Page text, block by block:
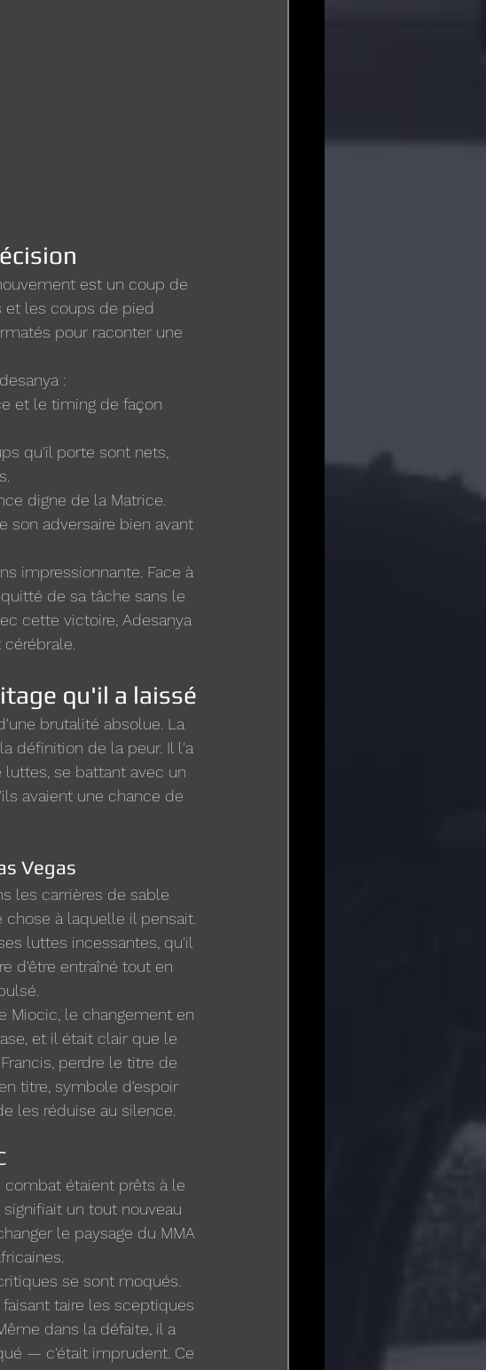
est un coup de
et les coups de pied
pour raconter une
:
et le timing de façon
qu'il porte sont nets,
digne de la Matrice.
son adversaire bien avant
impressionnante. Face à
de sa tâche sans le
cette victoire, Adesanya
qu'il a laissé
brutalité absolue. La
définition de la peur. Il l'a
se battant avec un
avaient une chance de
Vegas
les carrières de sable
chose à laquelle il pensait.
luttes incessantes, qu'il
d'être entraîné tout en
Miocic, le changement en
et il était clair que le
perdre le titre de
titre, symbole d'espoir
les réduise au silence.
combat étaient prêts à le
un tout nouveau
le paysage du MMA
se sont moqués.
taire les sceptiques
dans la défaite, il a
— c'était imprudent. Ce